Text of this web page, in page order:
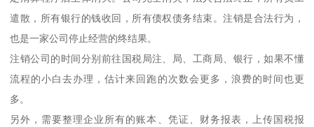
遣散，所有银行的钱收回，所有债权债务结束。注销是合法行为，
也是一家公司停止经营的终结果。
注销公司的时间分别前往国税局注、局、工商局、银行，如果不懂
流程的小白去办理，估计来回跑的次数会更多，浪费的时间也更
多。
另外，需要整理企业所有的账本、凭证、财务报表，上传国税报